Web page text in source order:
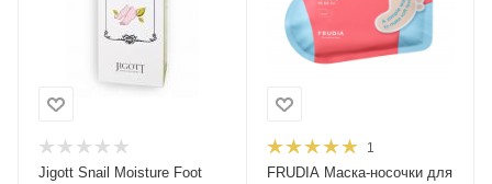
Jigott Snail Moisture Foot
1
FRUDIA Маска-носочки для